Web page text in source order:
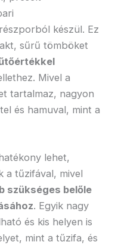
készül. Ez
sűrű tömböket
Mivel a
tartalmaz, nagyon
és hamuval, mint a
lehet,
a tűzifával, mivel
szükséges belőle
. Egyik nagy
és kis helyen is
mint a tűzifa, és